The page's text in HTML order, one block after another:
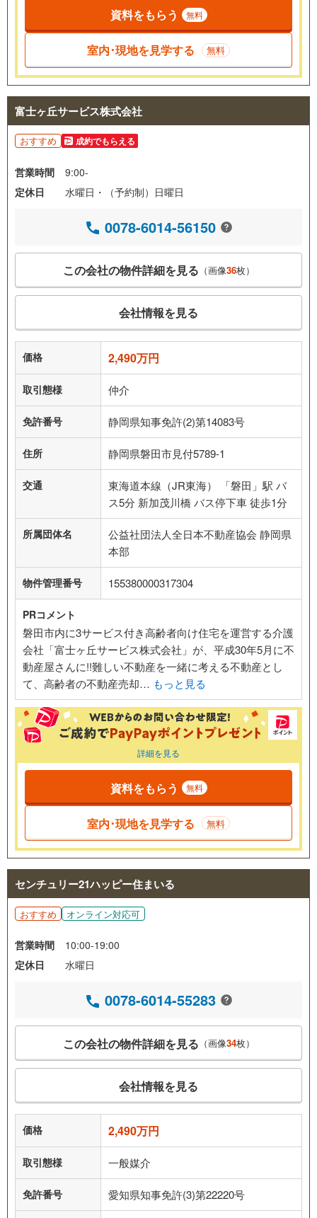
資料をもらう 無料
室内･現地を見学する 無料
富士ヶ丘サービス株式会社
おすすめ 成約でもらえる
営業時間
9:00-
定休日
水曜日・（予約制）日曜日
0078-6014-56150
この会社の物件詳細を見る （画像36枚）
会社情報を見る
価格 2,490万円
取引態様 仲介
免許番号 静岡県知事免許(2)第14083号
住所 静岡県磐田市見付5789-1
交通
東海道本線（JR東海） 「磐田」駅 バ
ス5分 新加茂川橋 バス停下車 徒歩1分
所属団体名
公益社団法人全日本不動産協会 静岡県
本部
物件管理番号 155380000317304
PRコメント
磐田市内に3サービス付き高齢者向け住宅を運営する介護
会社「富士ヶ丘サービス株式会社」が、平成30年5月に不
動産屋さんに!!難しい不動産を一緒に考える不動産とし
て、高齢者の不動産売却… もっと見る
詳細を見る
資料をもらう 無料
室内･現地を見学する 無料
センチュリー21ハッピー住まいる
おすすめ オンライン対応可
営業時間
10:00-19:00
定休日
水曜日
0078-6014-55283
この会社の物件詳細を見る （画像34枚）
会社情報を見る
価格 2,490万円
取引態様 一般媒介
免許番号 愛知県知事免許(3)第22220号